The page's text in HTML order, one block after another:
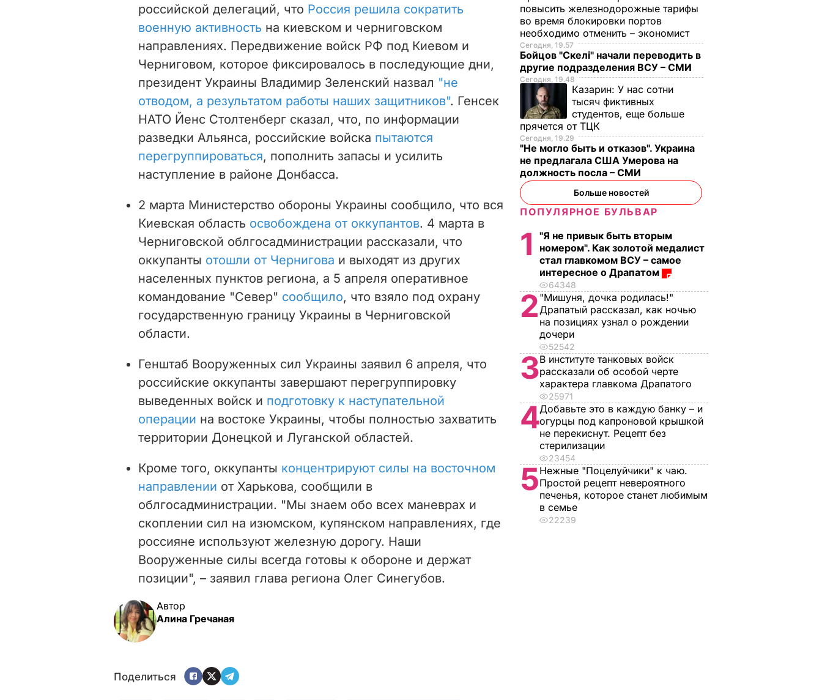
российской делегаций, что Россия решила сократить
военную активность на киевском и черниговском
направлениях. Передвижение войск РФ под Киевом и
Черниговом, которое фиксировалось в последующие дни,
президент Украины Владимир Зеленский назвал "не
отводом, а результатом работы наших защитников". Генсек
НАТО Йенс Столтенберг сказал, что, по информации
разведки Альянса, российские войска пытаются
перегруппироваться, пополнить запасы и усилить
наступление в районе Донбасса.
2 марта Министерство обороны Украины сообщило, что вся
Киевская область освобождена от оккупантов. 4 марта в
Черниговской облгосадминистрации рассказали, что
оккупанты отошли от Чернигова и выходят из других
населенных пунктов региона, а 5 апреля оперативное
командование "Север" сообщило, что взяло под охрану
государственную границу Украины в Черниговской
области.
Генштаб Вооруженных сил Украины заявил 6 апреля, что
российские оккупанты завершают перегруппировку
выведенных войск и подготовку к наступательной
операции на востоке Украины, чтобы полностью захватить
территории Донецкой и Луганской областей.
Кроме того, оккупанты концентрируют силы на восточном
направлении от Харькова, сообщили в
облгосадминистрации. "Мы знаем обо всех маневрах и
скоплении сил на изюмском, купянском направлениях, где
россияне используют железную дорогу. Наши
Вооруженные силы всегда готовы к обороне и держат
позиции", – заявил глава региона Олег Синегубов.
Автор
Алина Гречаная
Поделиться
повысить железнодорожные тарифы
во время блокировки портов
необходимо отменить – экономист
Сегодня, 19.57
Бойцов "Скелі" начали переводить в
другие подразделения ВСУ – СМИ
Сегодня, 19.48
Казарин: У нас сотни
тысяч фиктивных
студентов, еще больше
прячется от ТЦК
Сегодня, 19.29
"Не могло быть и отказов". Украина
не предлагала США Умерова на
должность посла – СМИ
Больше новостей
ПОПУЛЯРНОЕ БУЛЬВАР
1
"Я не привык быть вторым
номером". Как золотой медалист
стал главкомом ВСУ – самое
интересное о Драпатом
64348
2 "Мишуня, дочка родилась!"
Драпатый рассказал, как ночью
на позициях узнал о рождении
дочери
52542
3В институте танковых войск
рассказали об особой черте
характера главкома Драпатого
25971
4Добавьте это в каждую банку – и
огурцы под капроновой крышкой
не перекиснут. Рецепт без
стерилизации
23454
5Нежные "Поцелуйчики" к чаю.
Простой рецепт невероятного
печенья, которое станет любимым
в семье
22239